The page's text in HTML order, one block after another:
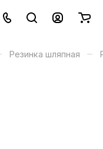
Резинка шляпная –